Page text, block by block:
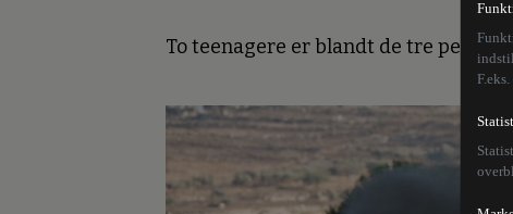
To teenagere er blandt de tre